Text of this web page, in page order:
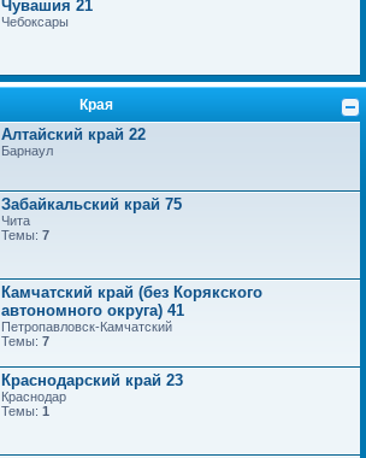
Чувашия 21
Чебоксары
Края
Алтайский край 22
Барнаул
Забайкальский край 75
Чита
Темы: 7
Камчатский край (без Корякского
автономного округа) 41
Петропавловск-Камчатский
Темы: 7
Краснодарский край 23
Краснодар
Темы: 1